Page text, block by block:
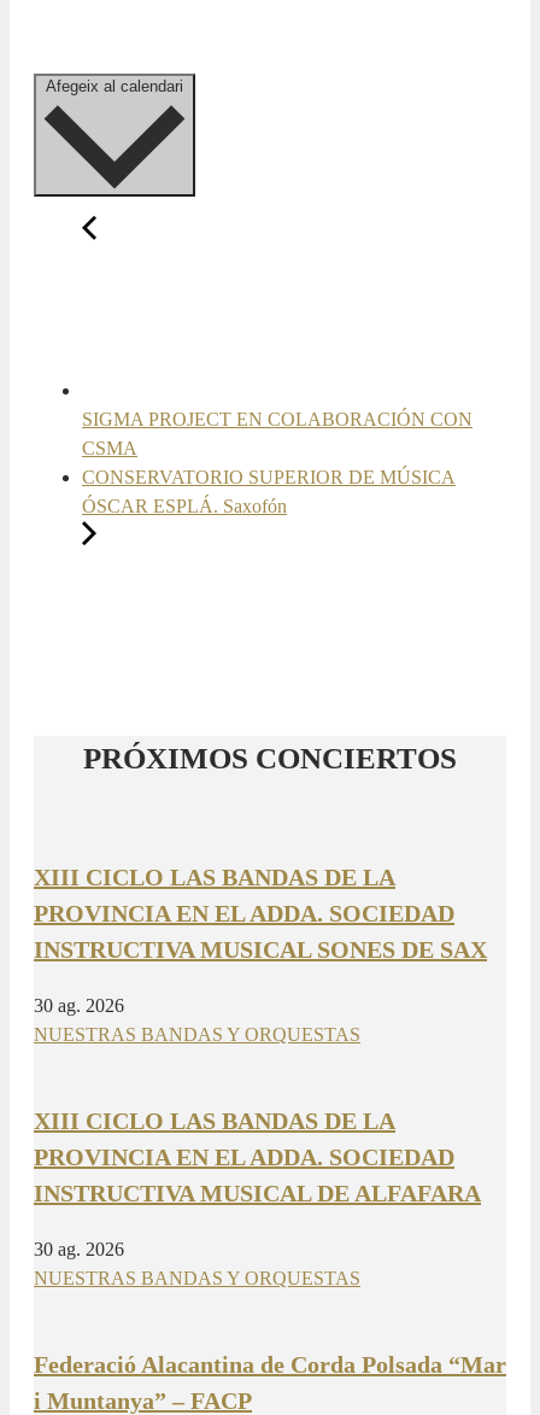
SIGMA PROJECT EN COLABORACIÓN CON
CSMA
CONSERVATORIO SUPERIOR DE MÚSICA
ÓSCAR ESPLÁ. Saxofón
PRÓXIMOS CONCIERTOS
XIII CICLO LAS BANDAS DE LA
PROVINCIA EN EL ADDA. SOCIEDAD
INSTRUCTIVA MUSICAL SONES DE SAX
30 ag. 2026
NUESTRAS BANDAS Y ORQUESTAS
XIII CICLO LAS BANDAS DE LA
PROVINCIA EN EL ADDA. SOCIEDAD
INSTRUCTIVA MUSICAL DE ALFAFARA
30 ag. 2026
NUESTRAS BANDAS Y ORQUESTAS
Federació Alacantina de Corda Polsada “Mar
i Muntanya” – FACP